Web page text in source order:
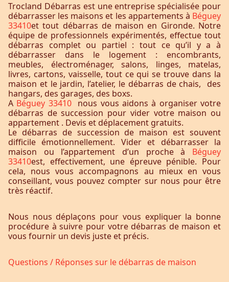
Trocland Débarras est une entreprise spécialisée pour
débarrasser les maisons et les appartements à Béguey
33410et tout débarras de maison en Gironde. Notre
équipe de professionnels expérimentés, effectue tout
débarras complet ou partiel : tout ce qu’il y a à
débarrasser dans le logement : encombrants,
meubles, électroménager, salons, linges, matelas,
livres, cartons, vaisselle, tout ce qui se trouve dans la
maison et le jardin, l’atelier, le débarras de chais, des
hangars, des garages, des boxs.
A Béguey 33410 nous vous aidons à organiser votre
débarras de succession pour vider votre maison ou
appartement . Devis et déplacement gratuits.
Le débarras de succession de maison est souvent
difficile émotionnellement. Vider et débarrasser la
maison ou l’appartement d’un proche à Béguey
33410est, effectivement, une épreuve pénible. Pour
cela, nous vous accompagnons au mieux en vous
conseillant, vous pouvez compter sur nous pour être
très réactif.
Nous nous déplaçons pour vous expliquer la bonne
procédure à suivre pour votre débarras de maison et
vous fournir un devis juste et précis.
Questions / Réponses sur le débarras de maison